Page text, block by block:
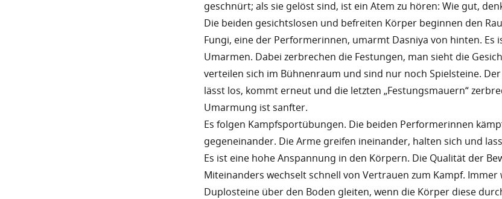
geschnürt; als sie gelöst sind, ist ein Atem zu hören: Wie gut,
Die beiden gesichtslosen und befreiten Körper beginnen den
Fungi, eine der Performerinnen, umarmt Dasniya von hinten. Es
Umarmen. Dabei zerbrechen die Festungen, man sieht die
verteilen sich im Bühnenraum und sind nur noch Spielsteine.
lässt los, kommt erneut und die letzten „Festungsmauern“
Umarmung ist sanfter.
Es folgen Kampfsportübungen. Die beiden Performerinnen
gegeneinander. Die Arme greifen ineinander, halten sich und
Es ist eine hohe Anspannung in den Körpern. Die Qualität der
Miteinanders wechselt schnell von Vertrauen zum Kampf.
Duplosteine über den Boden gleiten, wenn die Körper diese